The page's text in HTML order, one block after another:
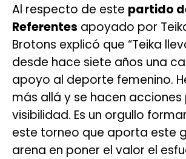
Al respecto de este partido
Referentes apoyado por
Brotons explicó que “Teika
desde hace siete años una
apoyo al deporte femenino.
más allá y se hacen
visibilidad. Es un orgullo
este torneo que aporta este
arena en poner el valor el